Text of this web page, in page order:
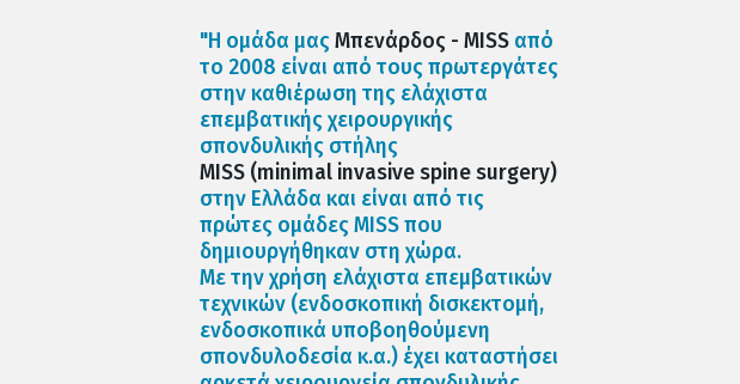
"Η ομάδα μαςΜπενάρδος - MISS από
το 2008 είναι από τους πρωτεργάτες
στην καθιέρωση της ελάχιστα
επεμβατικής χειρουργικής
σπονδυλικής στήλης
MISS (minimal invasive spine surgery)
στην Ελλάδα και είναι από τις
πρώτες ομάδες MISS που
δημιουργήθηκαν στη χώρα.
Με την χρήση ελάχιστα επεμβατικών
τεχνικών (ενδοσκοπική δισκεκτομή,
ενδοσκοπικά υποβοηθούμενη
σπονδυλοδεσία κ.α.) έχει καταστήσει